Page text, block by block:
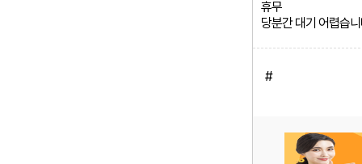
휴무
당분간 대기 어렵습
#